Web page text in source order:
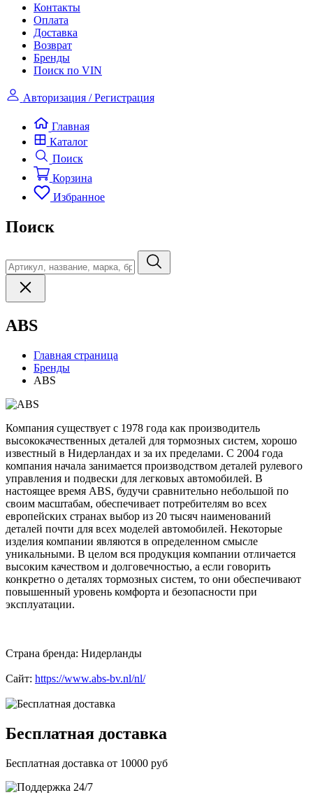
Контакты
Оплата
Доставка
Возврат
Бренды
Поиск по VIN
Авторизация / Регистрация
Главная
Каталог
Поиск
Корзина
Избранное
Поиск
ABS
Главная страница
Бренды
ABS
Компания существует с 1978 года как производитель
высококачественных деталей для тормозных систем, хорошо
известный в Нидерландах и за их пределами. С 2004 года
компания начала занимается производством деталей рулевого
управления и подвески для легковых автомобилей. В
настоящее время ABS, будучи сравнительно небольшой по
своим масштабам, обеспечивает потребителям во всех
европейских странах выбор из 20 тысяч наименований
деталей почти для всех моделей автомобилей. Некоторые
изделия компании являются в определенном смысле
уникальными. В целом вся продукция компании отличается
высоким качеством и долговечностью, а если говорить
конкретно о деталях тормозных систем, то они обеспечивают
повышенный уровень комфорта и безопасности при
эксплуатации.
Страна бренда: Нидерланды
Сайт: https://www.abs-bv.nl/nl/
Бесплатная доставка
Бесплатная доставка от 10000 руб